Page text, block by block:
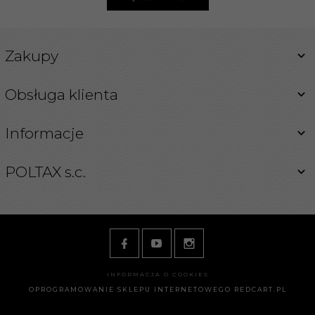
Zakupy
Obsługa klienta
Informacje
POLTAX s.c.
ksiegarnia@poltax.waw.pl
INFORMACJA O COOKIES
OPROGRAMOWANIE SKLEPU INTERNETOWEGO REDCART.PL